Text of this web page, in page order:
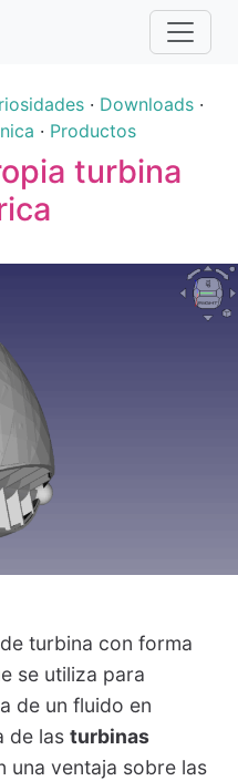
· Downloads ·
· Productos
turbina
turbina con forma
se utiliza para
de un fluido en
de las turbinas
una ventaja sobre las